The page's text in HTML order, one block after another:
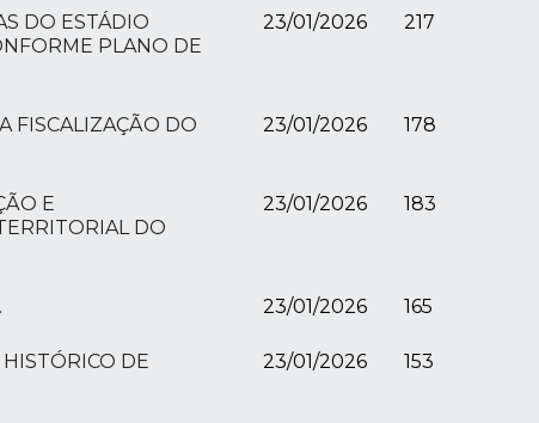
DO ESTÁDIO
PLANO DE
23/01/2026 217
FISCALIZAÇÃO DO
23/01/2026 178
E
DO
23/01/2026 183
23/01/2026 165
DE
23/01/2026 153